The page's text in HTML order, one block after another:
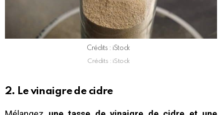
Crédits : iStock
Crédits : iStock
2. Le vinaigre de cidre